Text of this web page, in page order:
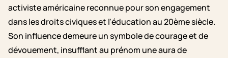
activiste américaine reconnue pour son engagement
dans les droits civiques et l'éducation au 20ème siècle.
Son influence demeure un symbole de courage et de
dévouement, insufflant au prénom une aura de